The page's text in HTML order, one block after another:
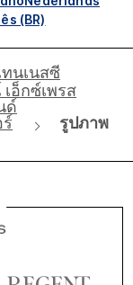
(BR)
ทนเนสซี
อ็กซ์เพรส
ด์
รูปภาพ